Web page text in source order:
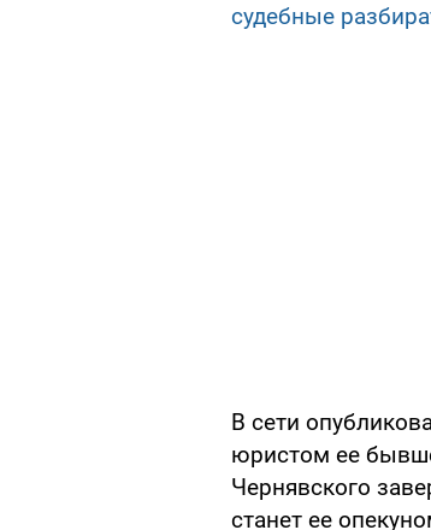
судебные
В сети
юристом ее
Чернявского
станет ее